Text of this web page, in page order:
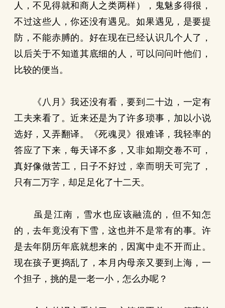
人，不见得就和商人之类两样），鬼魅多得很，
不过这些人，你还没有遇见。如果遇见，是要提
防，不能赤膊的。好在现在已经认识几个人了，
以后关于不知道其底细的人，可以问问叶他们，
比较的便当。
《八月》我还没有看，要到二十边，一定有
工夫来看了。近来还是为了许多琐事，加以小说
选好，又弄翻译。《死魂灵》很难译，我轻率的
答应了下来，每天译不多，又非如期交卷不可，
真好像做苦工，日子不好过，幸而明天可完了，
只有二万字，却足足化了十二天。
虽是江南，雪水也应该融流的，但不知怎
的，去年竟没有下雪，这也并不是常有的事。许
是去年阴历年底就想来的，因寓中走不开而止。
现在孩子更捣乱了，本月内母亲又要到上海，一
个担子，挑的是一老一小，怎么办呢？